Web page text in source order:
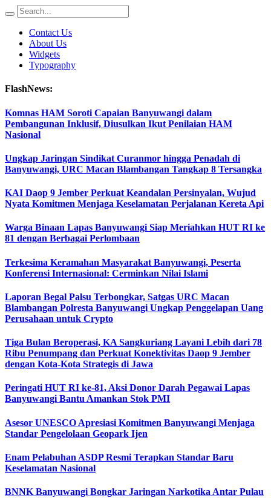
Contact Us
About Us
Widgets
Typography
FlashNews:
Komnas HAM Soroti Capaian Banyuwangi dalam
Pembangunan Inklusif, Diusulkan Ikut Penilaian HAM
Nasional
Ungkap Jaringan Sindikat Curanmor hingga Penadah di
Banyuwangi, URC Macan Blambangan Tangkap 8 Tersangka
KAI Daop 9 Jember Perkuat Keandalan Persinyalan, Wujud
Nyata Komitmen Menjaga Keselamatan Perjalanan Kereta Api
Warga Binaan Lapas Banyuwangi Siap Meriahkan HUT RI ke
81 dengan Berbagai Perlombaan
Terkesima Keramahan Masyarakat Banyuwangi, Peserta
Konferensi Internasional: Cerminkan Nilai Islami
Laporan Begal Palsu Terbongkar, Satgas URC Macan
Blambangan Polresta Banyuwangi Ungkap Penggelapan Uang
Perusahaan untuk Crypto
Tiga Bulan Beroperasi, KA Sangkuriang Layani Lebih dari 78
Ribu Penumpang dan Perkuat Konektivitas Daop 9 Jember
dengan Kota-Kota Strategis di Jawa
Peringati HUT RI ke-81, Aksi Donor Darah Pegawai Lapas
Banyuwangi Bantu Amankan Stok PMI
Asesor UNESCO Apresiasi Komitmen Banyuwangi Menjaga
Standar Pengelolaan Geopark Ijen
Enam Pelabuhan ASDP Resmi Terapkan Standar Baru
Keselamatan Nasional
BNNK Banyuwangi Bongkar Jaringan Narkotika Antar Pulau